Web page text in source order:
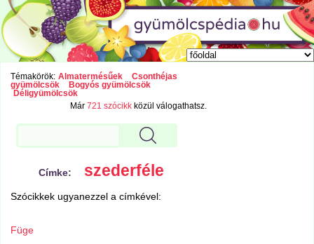
Témakörök: Almatermésűek
Csonthéjas
gyümölcsök
Bogyós gyümölcsök
Déligyümölcsök
Már721 szócikk közül válogathatsz.
Címke: szederféle
Szócikkek ugyanezzel a címkével:
Füge